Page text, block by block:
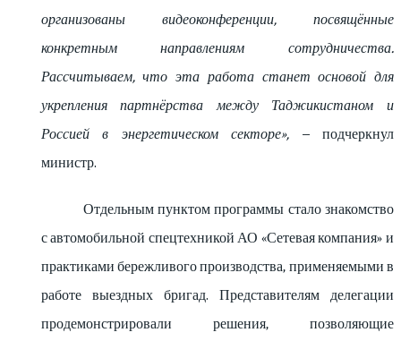
организованы видеоконференции, посвящённые
конкретным направлениям сотрудничества.
Рассчитываем, что эта работа станет основой для
укрепления партнёрства между Таджикистаном и
Россией в энергетическом секторе», – подчеркнул
министр.
Отдельным пунктом программы стало знакомство
с автомобильной спецтехникой АО «Сетевая компания» и
практиками бережливого производства, применяемыми в
работе выездных бригад. Представителям делегации
продемонстрировали решения, позволяющие